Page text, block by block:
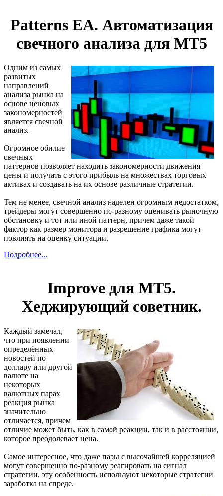
Patterns EA. Автоматизация
свечного анализа для МТ5
Одним из самых
развитых
направлений
анализа рынка на
основе ценовых
закономерностей
является свечной
анализ.
Огромное обилие
свечных
паттернов позволяет находить закономерности движения
цены и получать с этого прибыль на множествах торговых
активах и создавать на их основе различные стратегии.
Тем не менее, свечной анализ наделен огромным недостатком,
трейдеры могут совершенно по-разному оценивать рыночную
обстановку и тот или иной паттерн, причем даже такой
фактор как размер монитора и разрешение графика могут
повлиять на оценку ситуации.
Подробнее...
Improve для MT5.
Хеджирующий советник.
Каждый замечал,
что при появлении
определённых
новостей по
доллару или другой
валюте на
некоторых
валютных парах
реакция рынка
значительно
отличается, причем
отличие может быть, как в самой реакции, так и в расстоянии,
которое преодолевает цена.
Самое интересное, что даже пары с высочайшей корреляцией
могут совершенно по-разному реагировать на сигнал
стратегии, эту особенность используют некоторые стратегии
заработка на спреде.